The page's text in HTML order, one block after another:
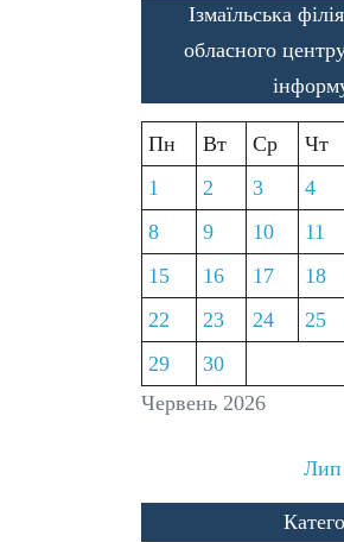
Ізмаїльська
обласного
Червень 2026
Пн Вт Ср Чт
1
2 3 4
8
9 10 11
15
16 17 18
22
23 24 25
29
30
Лип